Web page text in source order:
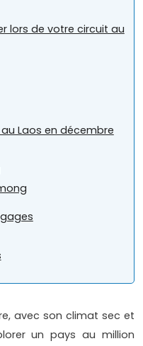
lors de votre circuit au
Laos en décembre
avec son climat sec et
un pays au million